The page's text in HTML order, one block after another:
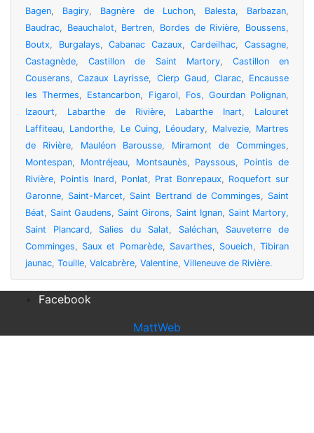
Bagen, Bagiry, Bagnère de Luchon, Balesta, Barbazan,
Baudrac, Beauchalot, Bertren, Bordes de Rivière, Boussens,
Boutx, Burgalays,Cabanac Cazaux,Cardeilhac,Cassagne,
Castagnède,Castillon de Saint Martory, Castillon en
Couserans,Cazaux Layrisse, Cierp Gaud, Clarac, Encausse
les Thermes, Estancarbon, Figarol, Fos, Gourdan Polignan,
Izaourt, Labarthe de Rivière, Labarthe Inart, Lalouret
Laffiteau, Landorthe, Le Cuing, Léoudary, Malvezie, Martres
de Rivière, Mauléon Barousse, Miramont de Comminges,
Montespan, Montréjeau, Montsaunès, Payssous, Pointis de
Rivière, Pointis Inard, Ponlat, Prat Bonrepaux, Roquefort sur
Garonne, Saint-Marcet, Saint Bertrand de Comminges, Saint
Béat, Saint Gaudens, Saint Girons, Saint Ignan, Saint Martory,
Saint Plancard, Salies du Salat, Saléchan, Sauveterre de
Comminges, Saux et Pomarède, Savarthes, Soueich,Tibiran
jaunac, Touille, Valcabrère, Valentine, Villeneuve de Rivière.
Facebook
MattWeb